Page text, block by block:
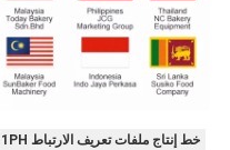
خط إنتاج ملفات تعريف الارتباط 220V 1PH